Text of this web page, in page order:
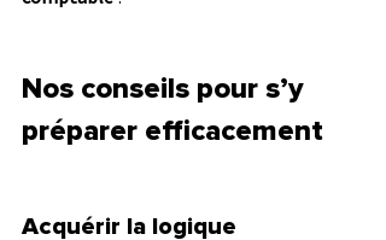
Nos conseils pour s’y
préparer efficacement
Acquérir la logique